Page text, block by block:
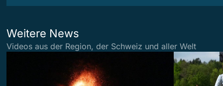
Weitere News
Videos aus der Region, der Schweiz und aller Welt